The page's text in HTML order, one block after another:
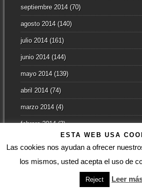
septiembre 2014(70)
agosto 2014(140)
julio 2014(161)
junio 2014(144)
mayo 2014(139)
abril 2014(74)
marzo 2014(4)
febrero 2014(3)
© UNIVERSO MARVEL
ESTA WEB USA
Las cookies nos ayudan a ofrecer
los mismos, usted acepta el uso de
Reject Leer